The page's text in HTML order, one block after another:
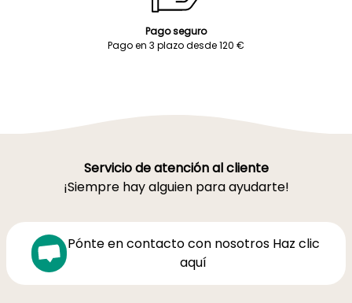
Pago seguro
Pago en 3 plazo desde 120 €
Servicio de atención al cliente
¡Siempre hay alguien para ayudarte!
Pónte en contacto con nosotros Haz clic
aquí